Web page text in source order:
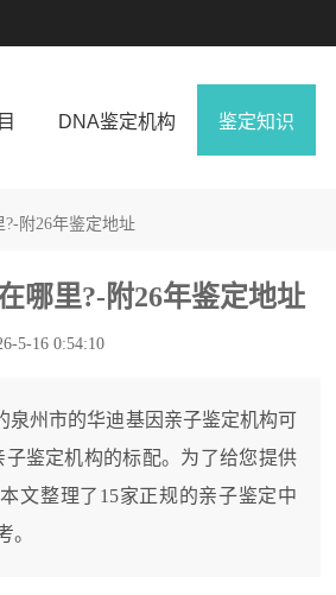
DNA鉴定机构 鉴定知识
附26年鉴定地址
哪里?-附26年鉴定地址
5-16 0:54:10
泉州市的华迪基因亲子鉴定机构可
鉴定机构的标配。为了给您提供
文整理了15家正规的亲子鉴定中
。